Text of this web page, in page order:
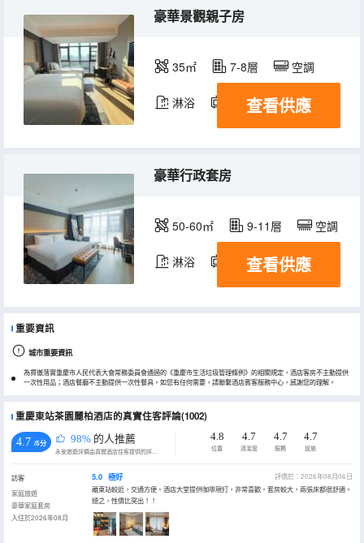
豪華景觀親子房
35㎡ 7-8層 空調
淋浴 電視機
查看供應
豪華行政套房
50-60㎡ 9-11層 空調
淋浴 電視機 冰箱
查看供應
重要資訊
城市重要資訊
為貫徹落實重慶市人民代表大會常務委員會通過的《重慶市生活垃圾管理條例》的相關規定，酒店客房不主動提供
一次性用品；酒店餐廳不主動提供一次性餐具。如您有任何需要，請聯繫酒店賓客服務中心，感謝您的理解。
重慶東站茶園麗柏酒店的真實住客評論(1002)
4.7 /5分 98% 的人推薦
永安旅遊評價由真實酒店住客提供的評價。
4.8
位置
4.7
清潔度
4.7
服務
4.7
設施
訪客
家庭旅遊
豪華家庭套房
入住於2026年08月
5.0 極好
評價於：2026年08月06日
離東站較近，交通方便。酒店大堂提供咖啡現打，非常喜歡。套房較大，兩張床都很舒適。
總之，性價比突出！！